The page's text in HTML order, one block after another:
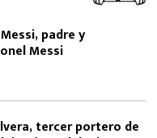
padre y
Messi
tercer portero de